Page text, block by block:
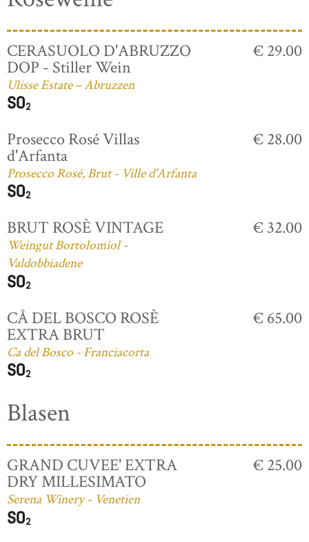
CERASUOLO D'ABRUZZO
DOP - Stiller Wein
Ulisse Estate – Abruzzen
€ 29.00
Prosecco Rosé Villas
d'Arfanta
Prosecco Rosé, Brut - Ville d'Arfanta
€ 28.00
BRUT ROSÈ VINTAGE
Weingut Bortolomiol -
Valdobbiadene
€ 32.00
CÅ DEL BOSCO ROSÈ
EXTRA BRUT
Ca del Bosco - Franciacorta
€ 65.00
Blasen
GRAND CUVEE' EXTRA
DRY MILLESIMATO
Serena Winery - Venetien
€ 25.00